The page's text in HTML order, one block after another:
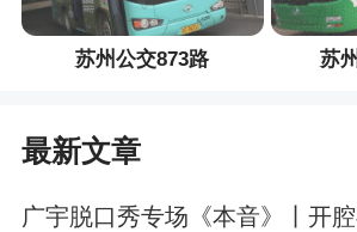
苏州公交873路 苏
最新文章
广宇脱口秀专场《本音》丨开